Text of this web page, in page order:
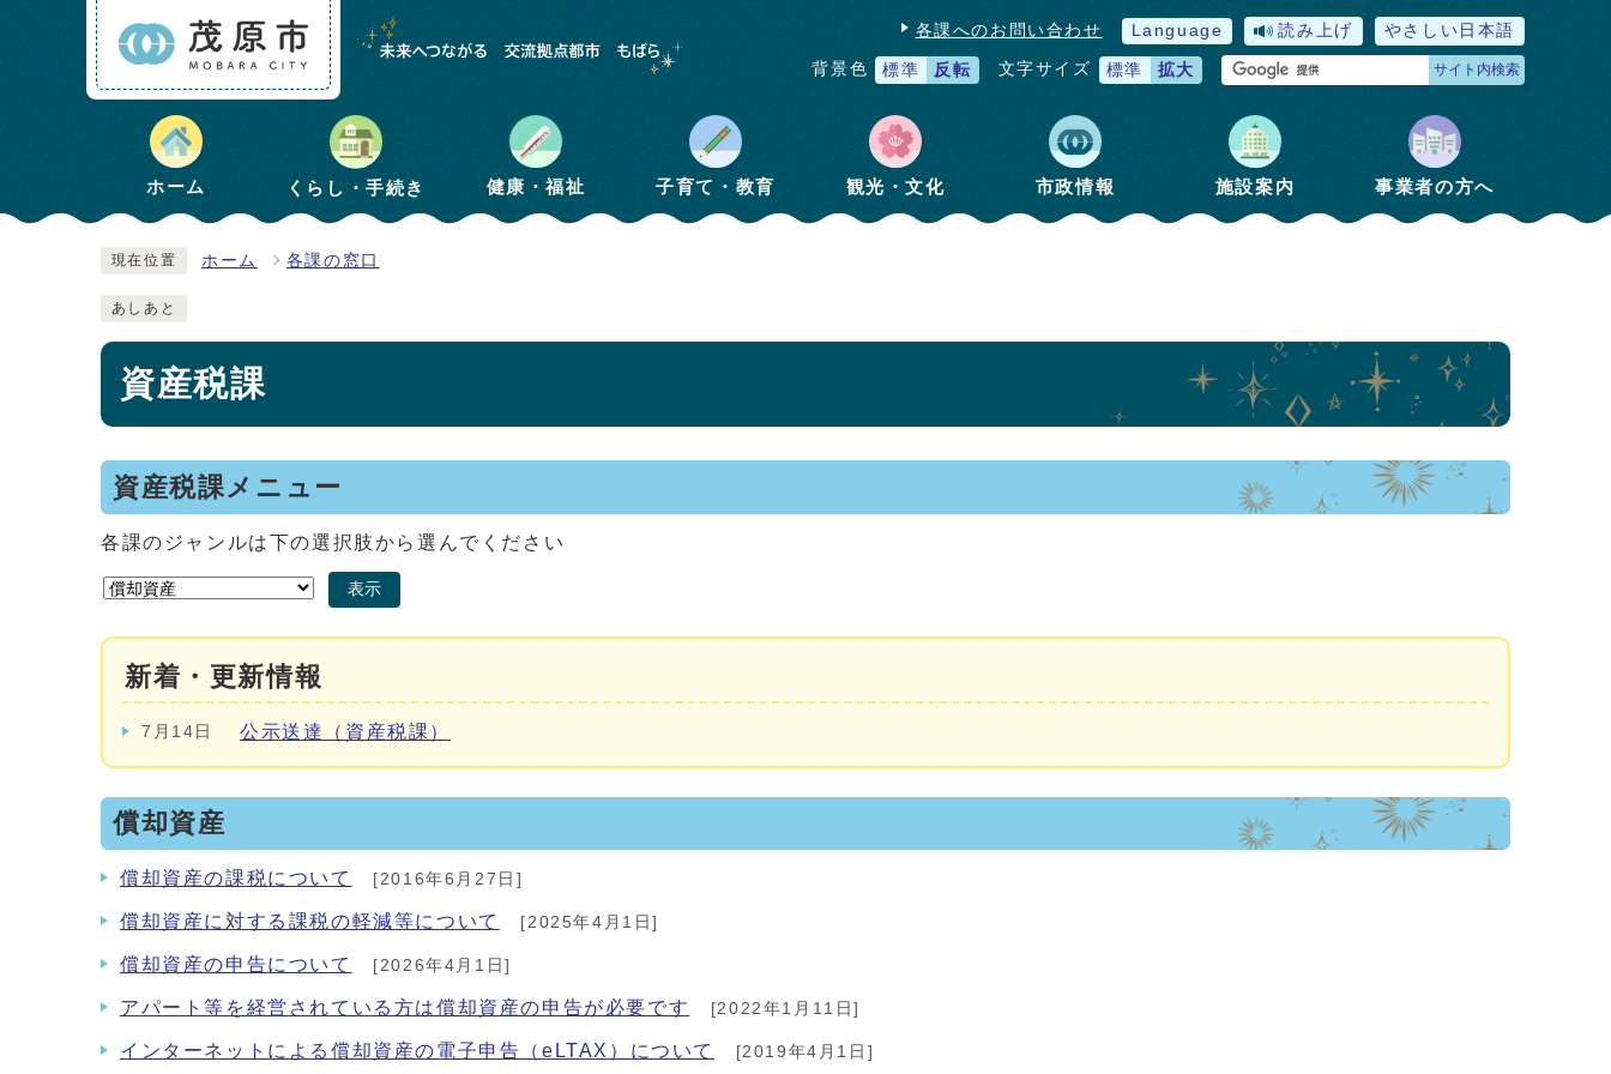
各課へのお問い合わせ Language 読み上げ やさしい日本語
背景色 標準 反転 文字サイズ 標準 拡大 サイト内検索
ホーム くらし・手続き 健康・福祉 子育て・教育 観光・文化 市政情報 施設案内 事業者の方へ
現在位置 ホーム 各課の窓口
あしあと
資産税課
資産税課メニュー
各課のジャンルは下の選択肢から選んでください
表示
新着・更新情報
7月14日 公示送達（資産税課）
償却資産
償却資産の課税について [2016年6月27日]
償却資産に対する課税の軽減等について [2025年4月1日]
償却資産の申告について [2026年4月1日]
アパート等を経営されている方は償却資産の申告が必要です [2022年1月11日]
インターネットによる償却資産の電子申告（eLTAX）について [2019年4月1日]